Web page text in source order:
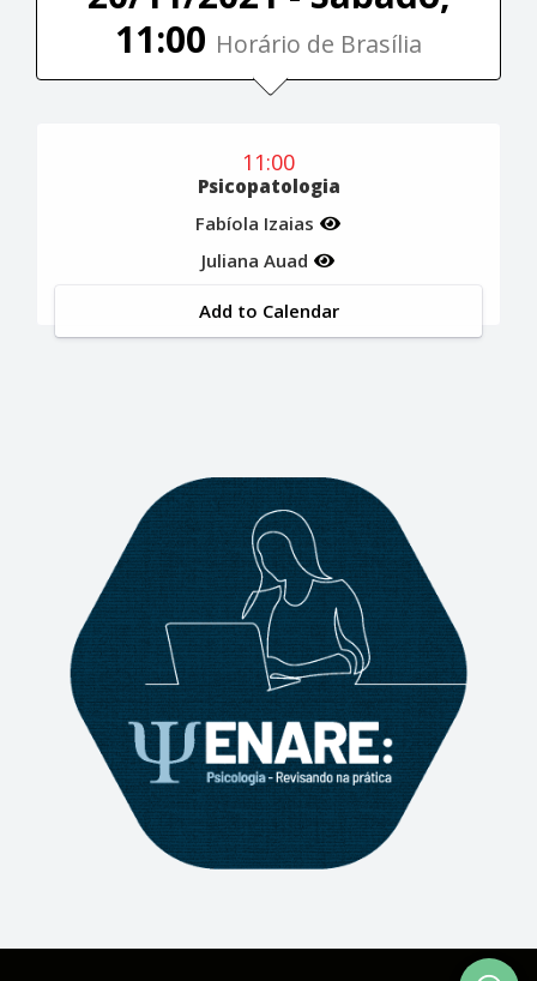
11:00 Horário de Brasília
11:00
Psicopatologia
Fabíola Izaias
Juliana Auad
Add to Calendar